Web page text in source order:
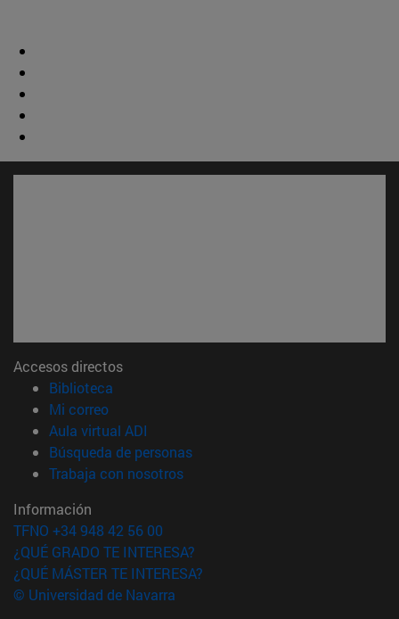
Accesos directos
Biblioteca
Mi correo(abre en nueva ventana)
Aula virtual ADI
Búsqueda de personas(abre en nueva ventana)
Trabaja con nosotros(abre en nueva ventana)
Información
TFNO +34 948 42 56 00
¿QUÉ GRADO TE INTERESA?
¿QUÉ MÁSTER TE INTERESA?
© Universidad de Navarra